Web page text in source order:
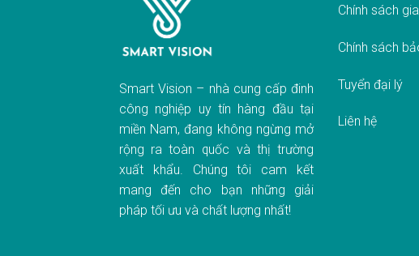
Smart Vision – nhà cung cấp đinh
công nghiệp uy tín hàng đầu tại
miền Nam, đang không ngừng mở
rộng ra toàn quốc và thị trường
xuất khẩu. Chúng tôi cam kết
mang đến cho bạn những giải
pháp tối ưu và chất lượng nhất!
Chính sách
Chính sách
Tuyển đại lý
Liên hệ